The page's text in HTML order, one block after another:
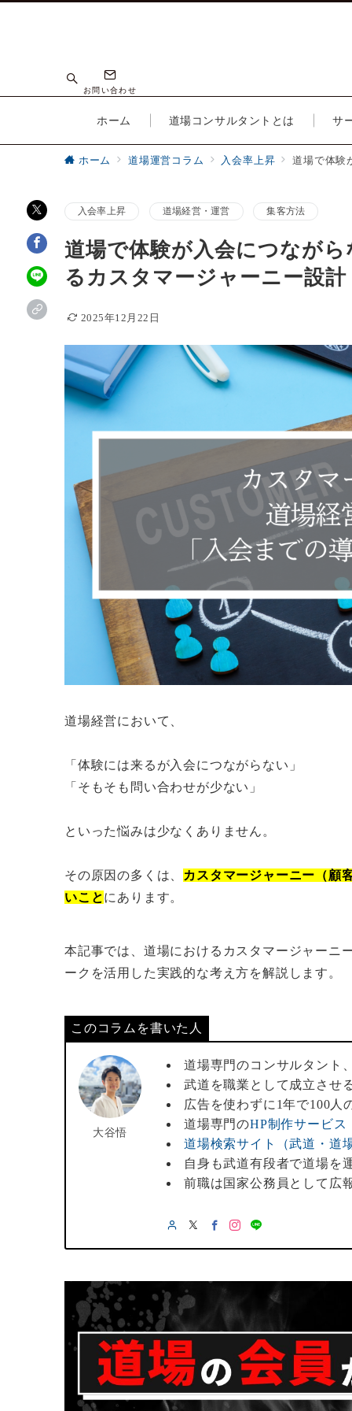
お問い合わせ
ホーム 道場コンサルタントとは サ
ホーム 道場運営コラム 入会率上昇 道場で体験
入会率上昇 道場経営・運営 集客方法
道場で体験が入会につなが
るカスタマージャーニー設計
2025年12月22日
道場経営において、
「体験には来るが入会につながらない」
「そもそも問い合わせが少ない」
といった悩みは少なくありません。
その原因の多くは、
カスタマージャーニー（顧
いことにあります。
本記事では、道場におけるカスタマージャー
ークを活用した実践的な考え方を解説します。
このコラムを書いた人
大谷悟
道場専門のコンサルタント
武道を職業として成立させ
広告を使わずに1年で100人
道場専門のHP制作サービス
道場検索サイト（武道・道
自身も武道有段者で道場を
前職は国家公務員として広